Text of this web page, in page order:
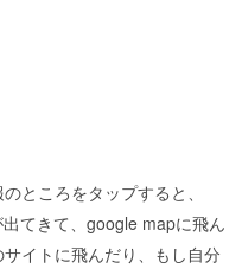
ところをタップすると、
てきて、google mapに飛ん
イトに飛んだり、もし自分